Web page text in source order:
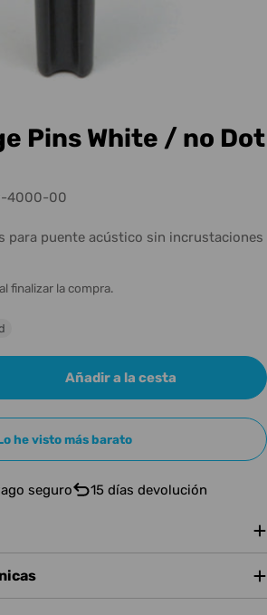
Pins White / no Dot
4000-00
para puente acústico sin incrustaciones
finalizar la compra.
para TUSQ Bridge Pins
cantidad para TUSQ
Añadir a la cesta
he visto más barato
seguro 15 días devolución